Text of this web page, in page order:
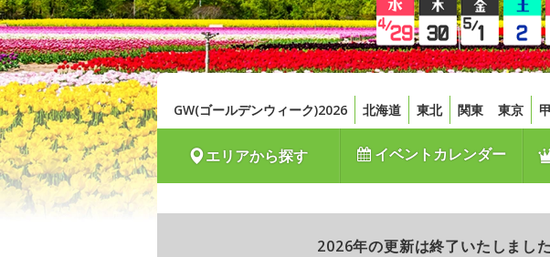
GW(ゴールデンウィーク)2026 北海道 東北 関東 東京
エリアから探す イベントカレンダー
2026年の更新は終了いたしまし